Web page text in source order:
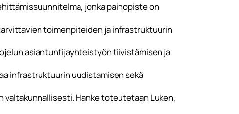
jonka painopiste on
toimenpiteiden ja infrastruktuurin
asiantuntijayhteistyön tiivistämisen ja
infrastruktuurin uudistamisen sekä
valtakunnallisesti. Hanke toteutetaan Luken,